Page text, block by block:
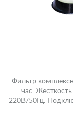
Фильтр
час.
220В/50Гц.